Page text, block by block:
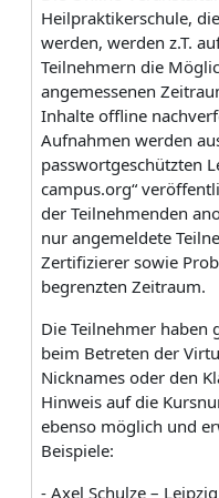
Heilpraktikerschule,
werden, werden z.T.
Teilnehmern die
angemessenen
Inhalte offline
Aufnahmen werden
passwortgeschützten
campus.org“
der Teilnehmenden
nur angemeldete
Zertifizierer sowie
begrenzten Zeitraum.
Die Teilnehmer haben
beim Betreten der
Nicknames oder den
Hinweis auf die
ebenso möglich und
Beispiele:
- Axel Schulze – Leipzig